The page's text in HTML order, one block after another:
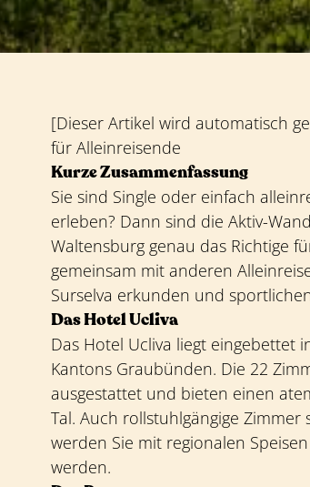
[Dieser Artikel wird automatisch
für Alleinreisende
Kurze Zusammenfassung
Sie sind Single oder einfach
erleben? Dann sind die Aktiv-
Waltensburg genau das Richtige
gemeinsam mit anderen
Surselva erkunden und
Das Hotel Ucliva
Das Hotel Ucliva liegt eingebettet
Kantons Graubünden. Die 22
ausgestattet und bieten einen
Tal. Auch rollstuhlgängige
werden Sie mit regionalen
werden.